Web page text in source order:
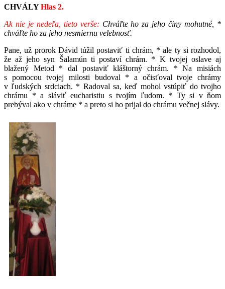
CHVÁLYHlas 2.
Ak nie je nedeľa, tieto verše: Chváľte ho za jeho činy mohutné, *
chváľte ho za jeho nesmiernu velebnosť.
Pane, už prorok Dávid túžil postaviť ti chrám, * ale ty si rozhodol,
že až jeho syn Šalamún ti postaví chrám. * K tvojej oslave aj
blažený Metod * dal postaviť kláštorný chrám. * Na misiách
s pomocou tvojej milosti budoval * a očisťoval tvoje chrámy
v ľudských srdciach. * Radoval sa, keď mohol vstúpiť do tvojho
chrámu * a sláviť eucharistiu s tvojím ľudom. * Ty si v ňom
prebýval ako v chráme * a preto si ho prijal do chrámu večnej slávy.